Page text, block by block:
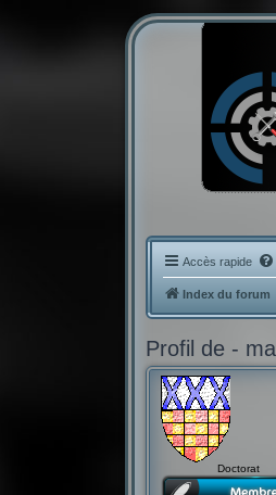
Accès rapide
Index du forum
Profil de -
Doctorat